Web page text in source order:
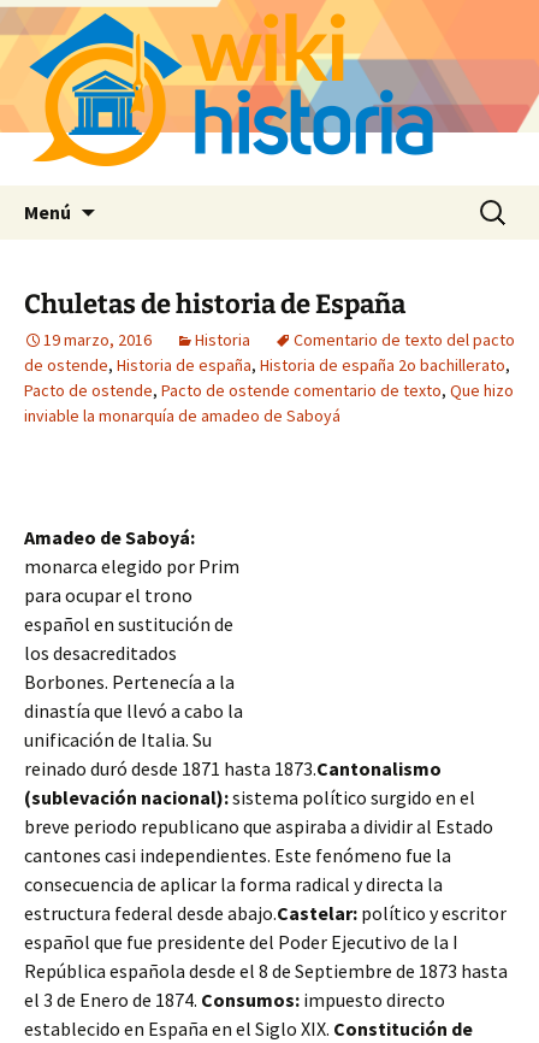
Menú Buscar:
Chuletas de historia de España
19 marzo, 2016 Historia
Comentario de texto del pacto
de ostende, Historia de españa, Historia de españa 2o bachillerato,
Pacto de ostende, Pacto de ostende comentario de texto, Que hizo
inviable la monarquía de amadeo de Saboyá
Amadeo de Saboyá:
monarca elegido por Prim
para ocupar el trono
español en sustitución de
los desacreditados
Borbones. Pertenecía a la
dinastía que llevó a cabo la
unificación de Italia. Su
reinado duró desde 1871 hasta 1873.Cantonalismo
(sublevación nacional):sistema político surgido en el
breve periodo republicano que aspiraba a dividir al Estado
cantones casi independientes. Este fenómeno fue la
consecuencia de aplicar la forma radical y directa la
estructura federal desde abajo.Castelar: político y escritor
español que fue presidente del Poder Ejecutivo de la I
República española desde el 8 de Septiembre de 1873 hasta
el 3 de Enero de 1874. Consumos: impuesto directo
establecido en España en el Siglo XIX. Constitución de